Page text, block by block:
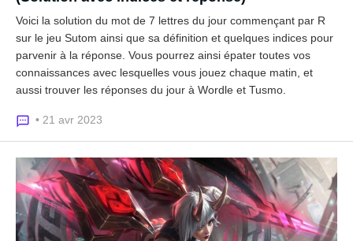
Voici la solution du mot de 7 lettres du jour commençant par R
sur le jeu Sutom ainsi que sa définition et quelques indices pour
parvenir à la réponse. Vous pourrez ainsi épater toutes vos
connaissances avec lesquelles vous jouez chaque matin, et
aussi trouver les réponses du jour à Wordle et Tusmo.
• 21 avr 2023